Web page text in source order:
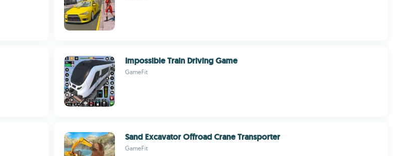
Impossible Train Driving Game
GameFit
Sand Excavator Offroad Crane Transporter
GameFit